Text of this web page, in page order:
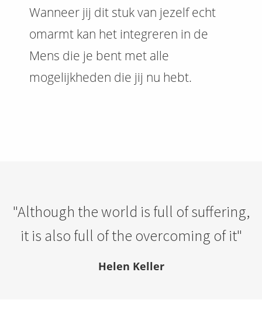
Wanneer jij dit stuk van jezelf echt
omarmt kan het integreren in de
Mens die je bent met alle
mogelijkheden die jij nu hebt.
"Although the world is full of suffering,
it is also full of the overcoming of it"
Helen Keller